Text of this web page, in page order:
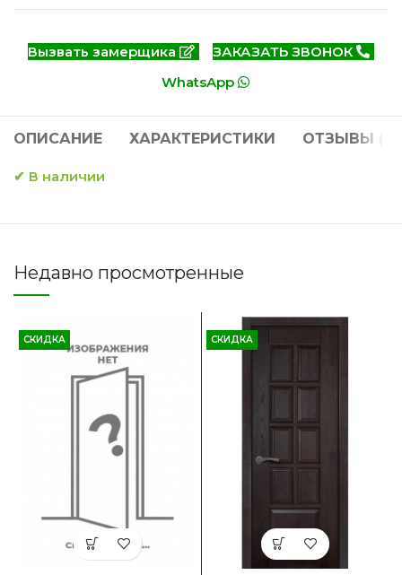
Вызвать замерщика
ЗАКАЗАТЬ ЗВОНОК
WhatsApp
ОПИСАНИЕ ХАРАКТЕРИСТИКИ ОТЗЫВЫ (0)
✔ В наличии
Недавно просмотренные
СКИДКА СКИДКА